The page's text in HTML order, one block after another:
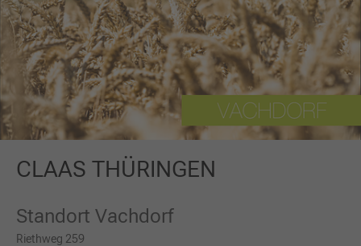
CLAAS THÜRINGEN
Standort Vachdorf
Riethweg 259